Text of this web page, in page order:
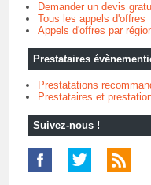
Demander un devis
Tous les appels d'offres
Appels d'offres par
Prestataires
Prestatations
Prestataires et
Suivez-nous !